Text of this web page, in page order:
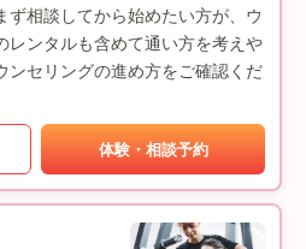
ず相談してから始めたい方が、ウ
レンタルも含めて通い方を考えや
ンセリングの進め方をご確認くだ
体験・相談予約